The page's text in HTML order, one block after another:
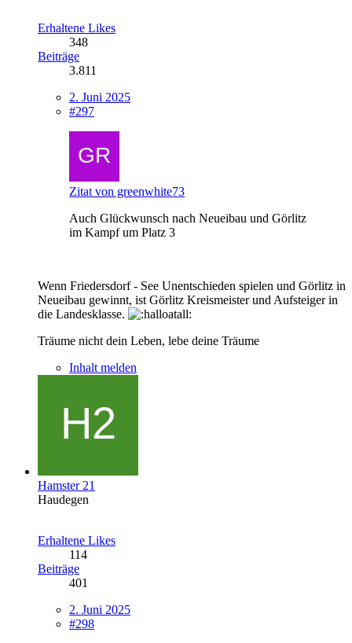
Erhaltene Likes
348
Beiträge
3.811
2. Juni 2025
#297
Zitat von greenwhite73
Auch Glückwunsch nach Neueibau und Görlitz
im Kampf um Platz 3
Wenn Friedersdorf - See Unentschieden spielen und Görlitz in
Neueibau gewinnt, ist Görlitz Kreismeister und Aufsteiger in
die Landesklasse.
Träume nicht dein Leben, lebe deine Träume
Inhalt melden
Hamster 21
Haudegen
Erhaltene Likes
114
Beiträge
401
2. Juni 2025
#298